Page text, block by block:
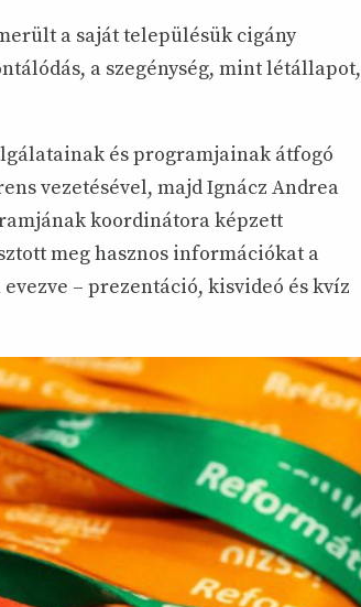
a saját településük cigány
a szegénység, mint létállapot,
és programjainak átfogó
vezetésével, majd Ignácz Andrea
koordinátora képzett
meg hasznos információkat a
– prezentáció, kisvideó és kvíz